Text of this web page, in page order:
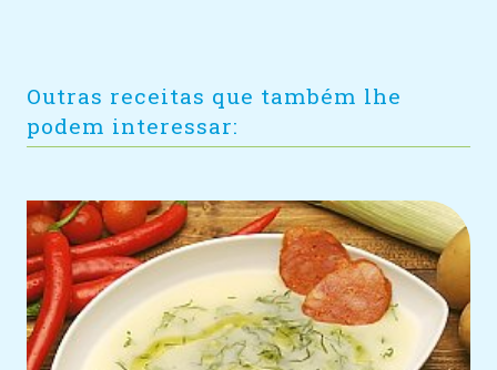
Outras receitas que também lhe
podem interessar: